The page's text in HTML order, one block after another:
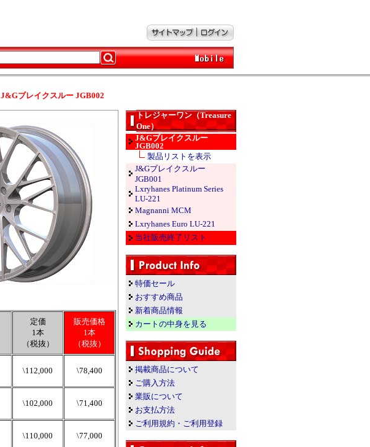
J&Gブレイクスルー JGB002
定価
1本
（税抜）
販売価格
1本
（税抜）
\112,000 \78,400
\102,000 \71,400
\110,000 \77,000
トレジャーワン（Treasure
One）
J&Gブレイクスルー
JGB002
製品リストを表示
J&Gブレイクスルー
JGB001
Lxryhanes Platinum Series
LU-221
Magnanni MCM
Lxryhanes Euro LU-221
当社販売終了リスト
特価セール
おすすめ商品
新着商品情報
カートの中身を見る
掲載商品について
ご購入方法
業販について
お支払方法
ご利用規約・ご利用登録